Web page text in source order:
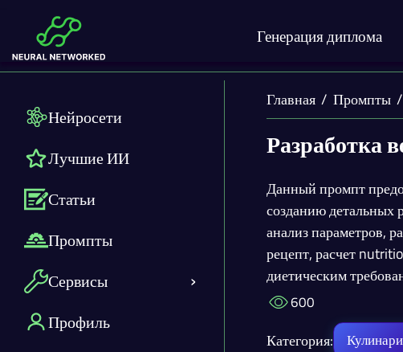
Генерация диплома
Нейросети
Лучшие ИИ
Статьи
Промпты
Сервисы
Профиль
Главная Промпты
Разработка
Данный промпт
созданию детальных
анализ параметров,
рецепт, расчет
диетическим
600
Категория: